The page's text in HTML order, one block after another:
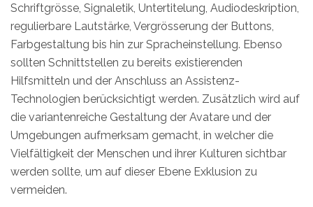
Schriftgrösse, Signaletik, Untertitelung, Audiodeskription,
regulierbare Lautstärke, Vergrösserung der Buttons,
Farbgestaltung bis hin zur Spracheinstellung. Ebenso
sollten Schnittstellen zu bereits existierenden
Hilfsmitteln und der Anschluss an Assistenz-
Technologien berücksichtigt werden. Zusätzlich wird auf
die variantenreiche Gestaltung der Avatare und der
Umgebungen aufmerksam gemacht, in welcher die
Vielfältigkeit der Menschen und ihrer Kulturen sichtbar
werden sollte, um auf dieser Ebene Exklusion zu
vermeiden.